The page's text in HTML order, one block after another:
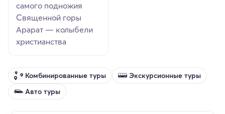
самого подножия
Священной горы
Арарат — колыбели
христианства
Комбинированные туры
Экскурсионные туры
Авто туры